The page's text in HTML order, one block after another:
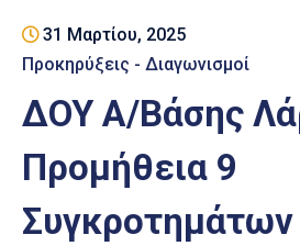
ΓΕΜΗ
Υποστήριξη
Έκθεση
Παραδοσιακών
31 Μαρτίου, 2025
Προκηρύξεις - Διαγωνισμοί
ΔΟΥ Α/Βάσης
Προμήθεια 9
Συγκροτημάτων